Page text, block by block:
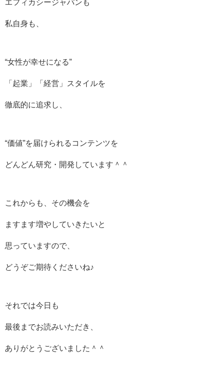
エフィカシージャパンも
私自身も、
“女性が幸せになる”
「起業」「経営」スタイルを
徹底的に追求し、
“価値”を届けられるコンテンツを
どんどん研究・開発しています＾＾
これからも、その機会を
ますます増やしていきたいと
思っていますので、
どうぞご期待くださいね♪
それでは今日も
最後までお読みいただき、
ありがとうございました＾＾